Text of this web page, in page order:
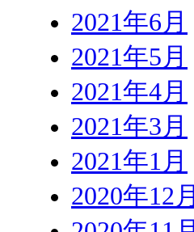
2021年6月
2021年5月
2021年4月
2021年3月
2021年1月
2020年12月